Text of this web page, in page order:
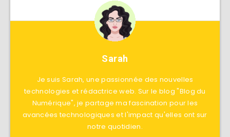
Sarah
Je suis Sarah, une passionnée des nouvelles
technologies et rédactrice web. Sur le blog "Blog du
Numérique", je partage ma fascination pour les
avancées technologiques et l'impact qu'elles ont sur
notre quotidien.